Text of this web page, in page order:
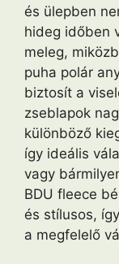
és ülepben
hideg időben
meleg,
puha polár
biztosít a
zseblapok
különböző
így ideális
vagy
BDU fleece
és stílusos,
a megfelelő